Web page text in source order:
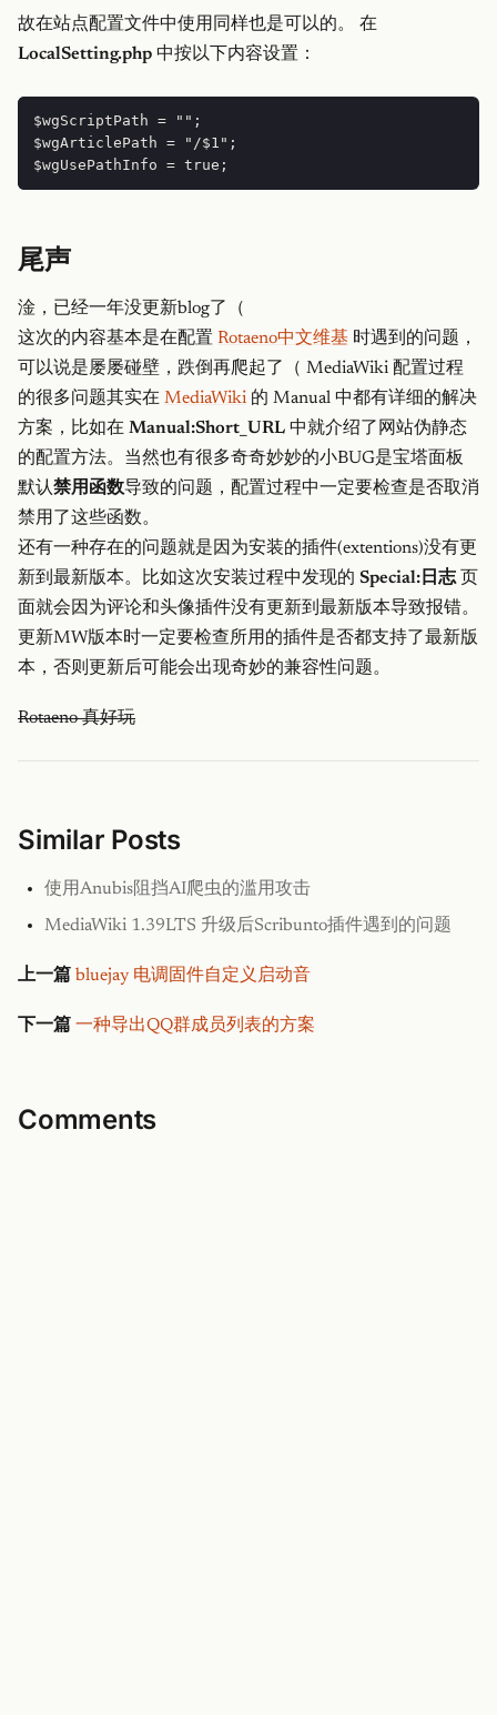
故在站点配置文件中使用同样也是可以的。 在
LocalSetting.php 中按以下内容设置：
$wgScriptPath = "";
$wgArticlePath = "/$1";
尾声
淦，已经一年没更新blog了（
这次的内容基本是在配置 Rotaeno中文维基 时遇到的问题，
可以说是屡屡碰壁，跌倒再爬起了（ MediaWiki 配置过程
的很多问题其实在 MediaWiki 的 Manual 中都有详细的解决
方案，比如在 Manual:Short_URL 中就介绍了网站伪静态
的配置方法。当然也有很多奇奇妙妙的小BUG是宝塔面板
默认禁用函数导致的问题，配置过程中一定要检查是否取消
禁用了这些函数。
还有一种存在的问题就是因为安装的插件(extentions)没有更
新到最新版本。比如这次安装过程中发现的 Special:日志页
面就会因为评论和头像插件没有更新到最新版本导致报错。
更新MW版本时一定要检查所用的插件是否都支持了最新版
本，否则更新后可能会出现奇妙的兼容性问题。
Rotaeno 真好玩
Similar Posts
使用Anubis阻挡AI爬虫的滥用攻击
MediaWiki 1.39LTS 升级后Scribunto插件遇到的问题
上一篇 bluejay 电调固件自定义启动音
下一篇 一种导出QQ群成员列表的方案
Comments